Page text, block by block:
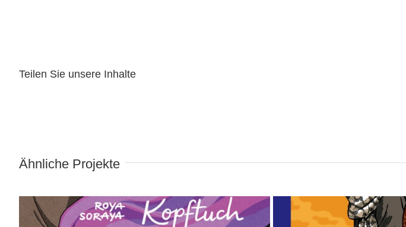
Teilen Sie unsere Inhalte
Ähnliche Projekte